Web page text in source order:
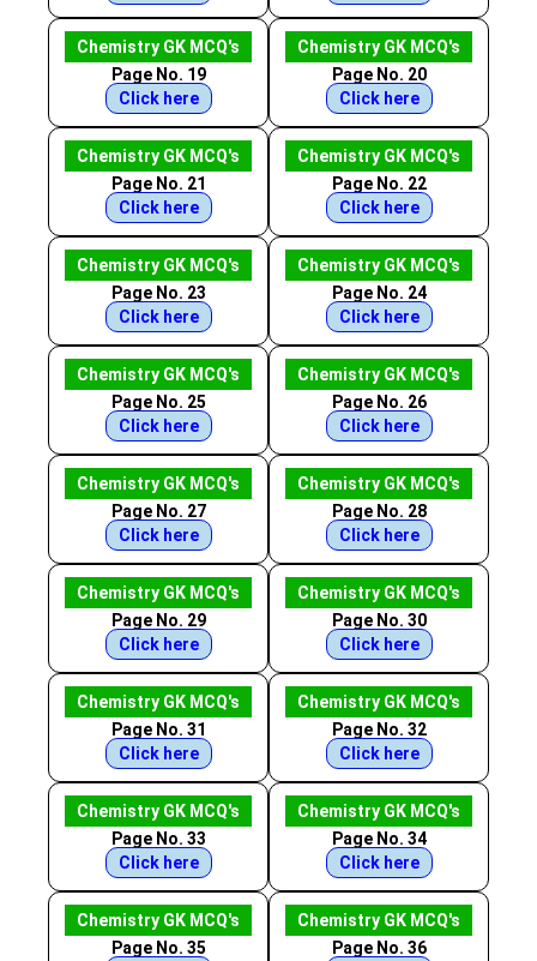
Chemistry GK MCQ's
Page No. 19
Click here
Chemistry GK MCQ's
Page No. 20
Click here
Chemistry GK MCQ's
Page No. 21
Click here
Chemistry GK MCQ's
Page No. 22
Click here
Chemistry GK MCQ's
Page No. 23
Click here
Chemistry GK MCQ's
Page No. 24
Click here
Chemistry GK MCQ's
Page No. 25
Click here
Chemistry GK MCQ's
Page No. 26
Click here
Chemistry GK MCQ's
Page No. 27
Click here
Chemistry GK MCQ's
Page No. 28
Click here
Chemistry GK MCQ's
Page No. 29
Click here
Chemistry GK MCQ's
Page No. 30
Click here
Chemistry GK MCQ's
Page No. 31
Click here
Chemistry GK MCQ's
Page No. 32
Click here
Chemistry GK MCQ's
Page No. 33
Click here
Chemistry GK MCQ's
Page No. 34
Click here
Chemistry GK MCQ's
Page No. 35
Chemistry GK MCQ's
Page No. 36